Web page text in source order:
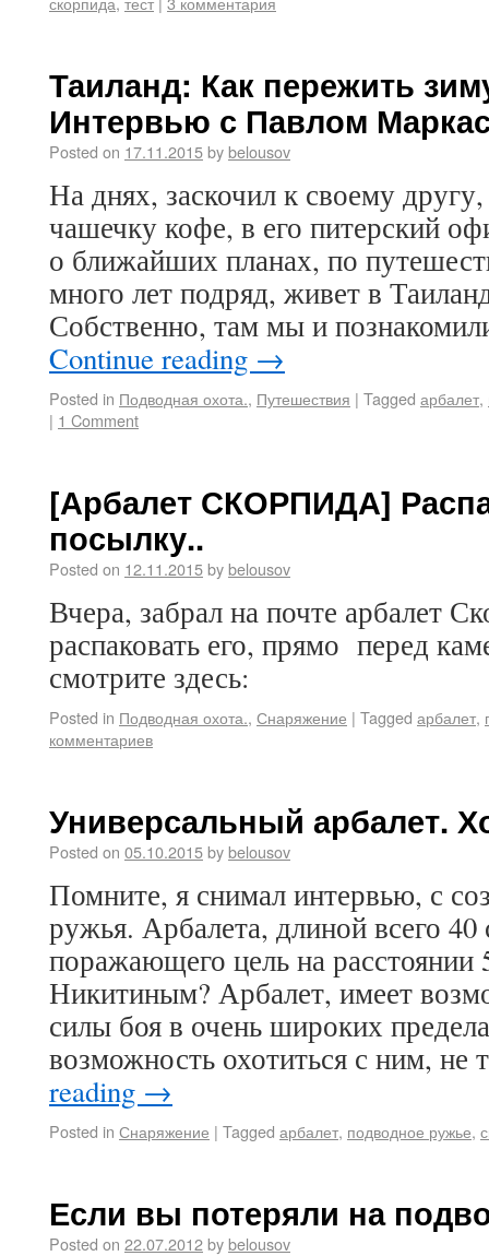
Таиланд: Как пережить
Интервью с Павлом
Posted on 17.11.2015bybelousov
На днях, заскочил к своему
чашечку кофе, в его питерский
о ближайших планах, по
много лет подряд, живет в
Собственно, там мы и
Continue reading →
Posted in Подводная охота., Путешествия | Tagged арбалет,
| 1 Comment
[Арбалет СКОРПИДА]
посылку..
Posted on 12.11.2015bybelousov
Вчера, забрал на почте арбалет
распаковать его, прямо перед
смотрите здесь:
Posted in Подводная охота., Снаряжение | Tagged арбалет,
комментариев
Универсальный арбалет.
Posted on 05.10.2015bybelousov
Помните, я снимал интервью, с
ружья. Арбалета, длиной всего 40
поражающего цель на расстоянии
Никитиным? Арбалет, имеет
силы боя в очень широких
возможность охотиться с ним,
reading →
Posted in Снаряжение | Tagged арбалет, подводное ружье,
Если вы потеряли на
Posted on 22.07.2012bybelousov